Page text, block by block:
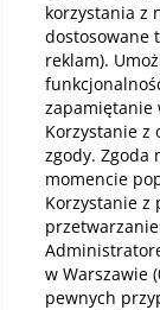
korzystania z
dostosowane
reklam).
zapamiętanie
Korzystanie z
zgody. Zgoda
momencie
Korzystanie z
w Warszawie
pewnych